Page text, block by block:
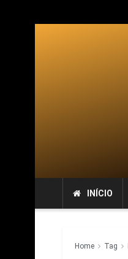
INÍCIO
Home Tag